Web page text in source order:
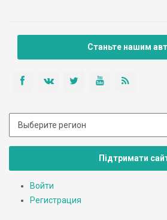
Станьте нашим
Підтримати
Войти
Регистрация